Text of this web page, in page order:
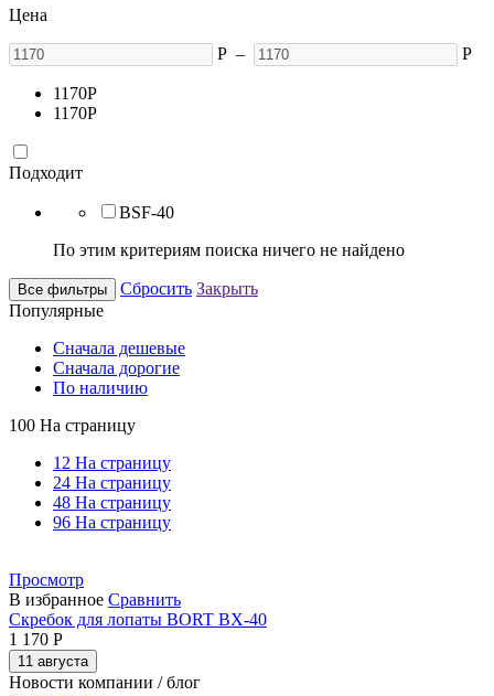
Цена
Р – Р
1170Р
1170Р
Подходит
BSF-40
По этим критериям поиска ничего не найдено
Все фильтры Сбросить Закрыть
Популярные
Сначала дешевые
Сначала дорогие
По наличию
100 На страницу
12 На страницу
24 На страницу
48 На страницу
96 На страницу
Просмотр
В избранное Сравнить
Скребок для лопаты BORT BX-40
1 170 Р
11 августа
Новости компании / блог